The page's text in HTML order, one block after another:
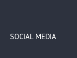
SOCIAL MEDIA